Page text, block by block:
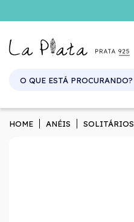
HOME ANÉIS SOLITÁRIOS